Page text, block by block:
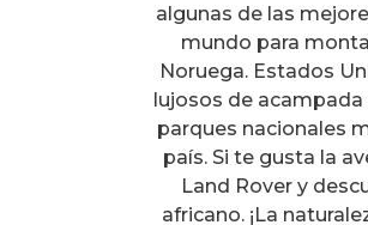
algunas de las
mundo para
Noruega. Estados
lujosos de
parques nacionales
país. Si te gusta la
Land Rover y
africano. ¡La